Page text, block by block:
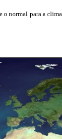
normal para a